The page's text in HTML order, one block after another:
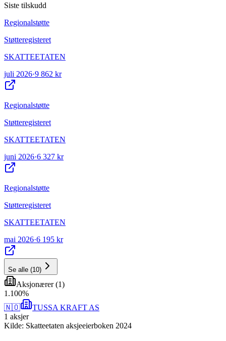
Siste tilskudd
Regionalstøtte
Støtteregisteret
SKATTEETATEN
juli 2026·9 862 kr
Regionalstøtte
Støtteregisteret
SKATTEETATEN
juni 2026·6 327 kr
Regionalstøtte
Støtteregisteret
SKATTEETATEN
mai 2026·6 195 kr
Se alle (10)
Aksjonærer(1)
1 .100%
🇳🇴
TUSSA KRAFT AS
1 aksjer
Kilde: Skatteetaten aksjeeierboken 2024